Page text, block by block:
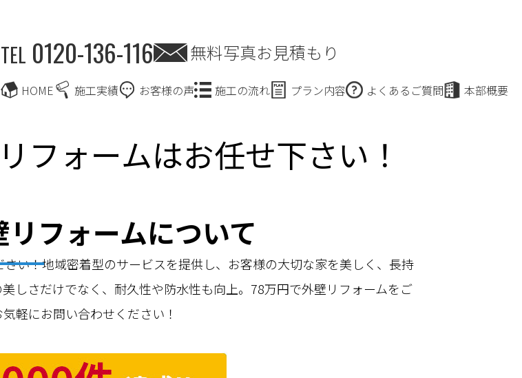
TEL 0120-136-116 無料写真お見積もり
HOME 施工実績 お客様の声 施工の流れ プラン内容 よくあるご質問 本部概要
フォームはお任せ下さい！
フォームについて
い！地域密着型のサービスを提供し、お客様の大切な家を美しく、長持
しさだけでなく、耐久性や防水性も向上。78万円で外壁リフォームをご
軽にお問い合わせください！